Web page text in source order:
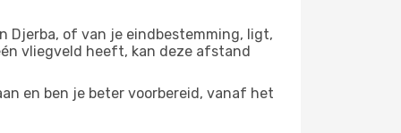
Djerba, of van je eindbestemming, ligt,
vliegveld heeft, kan deze afstand
en ben je beter voorbereid, vanaf het